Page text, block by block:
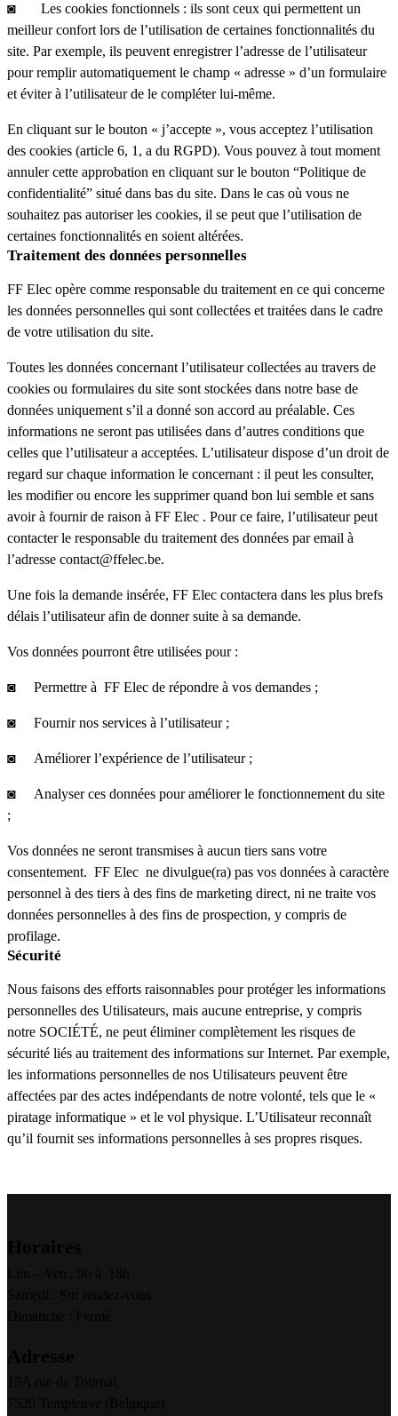
◙ Les cookies fonctionnels : ils sont ceux qui permettent un
meilleur confort lors de l’utilisation de certaines fonctionnalités du
site. Par exemple, ils peuvent enregistrer l’adresse de l’utilisateur
pour remplir automatiquement le champ « adresse » d’un formulaire
et éviter à l’utilisateur de le compléter lui-même.
En cliquant sur le bouton « j’accepte », vous acceptez l’utilisation
des cookies (article 6, 1, a du RGPD). Vous pouvez à tout moment
annuler cette approbation en cliquant sur le bouton “Politique de
confidentialité” situé dans bas du site. Dans le cas où vous ne
souhaitez pas autoriser les cookies, il se peut que l’utilisation de
certaines fonctionnalités en soient altérées.
Traitement des données personnelles
FF Elec opère comme responsable du traitement en ce qui concerne
les données personnelles qui sont collectées et traitées dans le cadre
de votre utilisation du site.
Toutes les données concernant l’utilisateur collectées au travers de
cookies ou formulaires du site sont stockées dans notre base de
données uniquement s’il a donné son accord au préalable. Ces
informations ne seront pas utilisées dans d’autres conditions que
celles que l’utilisateur a acceptées. L’utilisateur dispose d’un droit de
regard sur chaque information le concernant : il peut les consulter,
les modifier ou encore les supprimer quand bon lui semble et sans
avoir à fournir de raison à FF Elec . Pour ce faire, l’utilisateur peut
contacter le responsable du traitement des données par email à
l’adresse contact@ffelec.be.
Une fois la demande insérée, FF Elec contactera dans les plus brefs
délais l’utilisateur afin de donner suite à sa demande.
Vos données pourront être utilisées pour :
◙ Permettre à FF Elec de répondre à vos demandes ;
◙ Fournir nos services à l’utilisateur ;
◙ Améliorer l’expérience de l’utilisateur ;
◙ Analyser ces données pour améliorer le fonctionnement du site
;
Vos données ne seront transmises à aucun tiers sans votre
consentement. FF Elec ne divulgue(ra) pas vos données à caractère
personnel à des tiers à des fins de marketing direct, ni ne traite vos
données personnelles à des fins de prospection, y compris de
profilage.
Sécurité
Nous faisons des efforts raisonnables pour protéger les informations
personnelles des Utilisateurs, mais aucune entreprise, y compris
notre SOCIÉTÉ, ne peut éliminer complètement les risques de
sécurité liés au traitement des informations sur Internet. Par exemple,
les informations personnelles de nos Utilisateurs peuvent être
affectées par des actes indépendants de notre volonté, tels que le «
piratage informatique » et le vol physique. L’Utilisateur reconnaît
qu’il fournit ses informations personnelles à ses propres risques.